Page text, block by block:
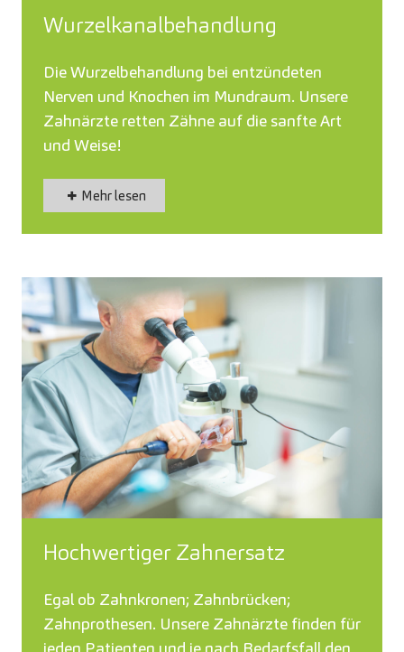
Wurzelkanalbehandlung
Die Wurzelbehandlung bei entzündeten
Nerven und Knochen im Mundraum. Unsere
Zahnärzte retten Zähne auf die sanfte Art
und Weise!
Mehr lesen
Hochwertiger Zahnersatz
Egal ob Zahnkronen; Zahnbrücken;
Zahnprothesen. Unsere Zahnärzte finden für